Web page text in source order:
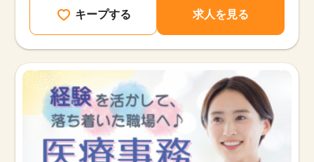
キープする 求人を見る